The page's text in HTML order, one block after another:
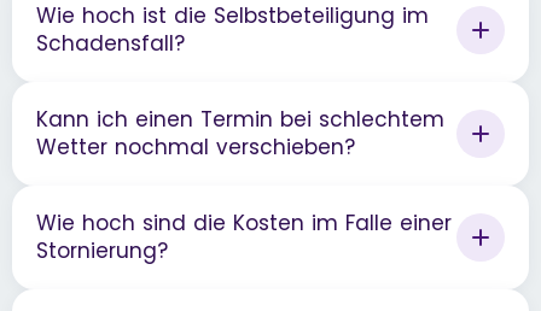
Wie hoch ist die Selbstbeteiligung im
Schadensfall?
Kann ich einen Termin bei schlechtem
Wetter nochmal verschieben?
Wie hoch sind die Kosten im Falle einer
Stornierung?